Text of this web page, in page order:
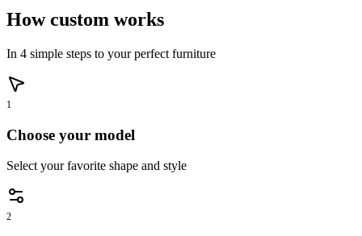
How custom works
In 4 simple steps to your perfect furniture
1
Choose your model
Select your favorite shape and style
2